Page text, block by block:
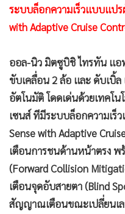
ระบบล็อกความเร็วแบบแป
with Adaptive Cruise
ออล-นิว มิตซูบิชิ ไทรทัน แอ
ขับเคลื่อน 2 ล้อ และ ดับเบิ้
อัตโนมัติ โดดเด่นด้วยเทคโ
เซนส์ ทีมีระบบล็อกความเร็
Sense with Adaptive
เตือนการชนด้านหน้าตรง พ
(Forward Collision
เตือนจุดอับสายตา (Blind
สัญญาณเตือนขณะเปลี่ยนเล